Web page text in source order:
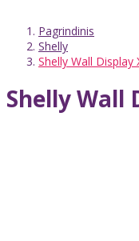
Pagrindinis
Shelly
Shelly Wall Display
Shelly Wall